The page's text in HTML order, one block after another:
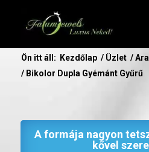
Ön itt áll: Kezdőlap / Üzlet /
/ Bikolor Dupla Gyémánt Gyűrű
A formája nagyon
kővel